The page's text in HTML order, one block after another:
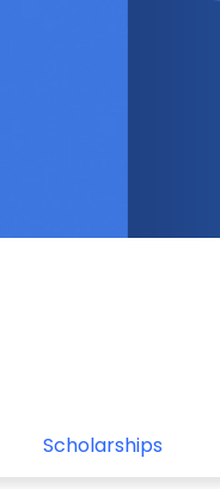
Scholarships